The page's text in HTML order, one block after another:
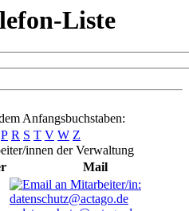
Liste
Anfangsbuchstaben:
P R S T V W Z
innen der Verwaltung
Mail